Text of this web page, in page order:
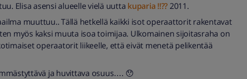
Elisa asensi alueelle vielä uutta kuparia !!??2011.
muuttuu.. Tällä hetkellä kaikki isot operaattorit rakentavat
myös kaksi muuta isoa toimijaa. Ulkomainen sijoitasraha on
operaatorit liikeelle, että eivät menetä pelikentää
ja huvittava osuus…. 😯